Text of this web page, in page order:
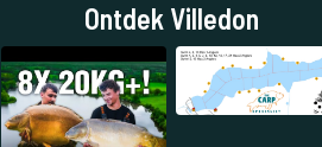
Ontdek Villedon